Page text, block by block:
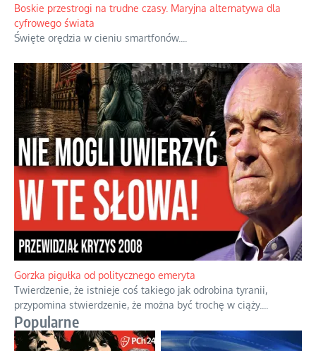
Boskie przestrogi na trudne czasy. Maryjna alternatywa dla
cyfrowego świata
Święte orędzia w cieniu smartfonów.
Gorzka pigułka od politycznego emeryta
Twierdzenie, że istnieje coś takiego jak odrobina tyranii,
przypomina stwierdzenie, że można być trochę w ciąży.
Popularne